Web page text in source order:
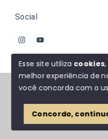
Social
© Copyright 2026 -
SITE PARA IMOBILIARIA
Esse site utiliza cookies
melhor experiência de
você concorda com o
Concordo,